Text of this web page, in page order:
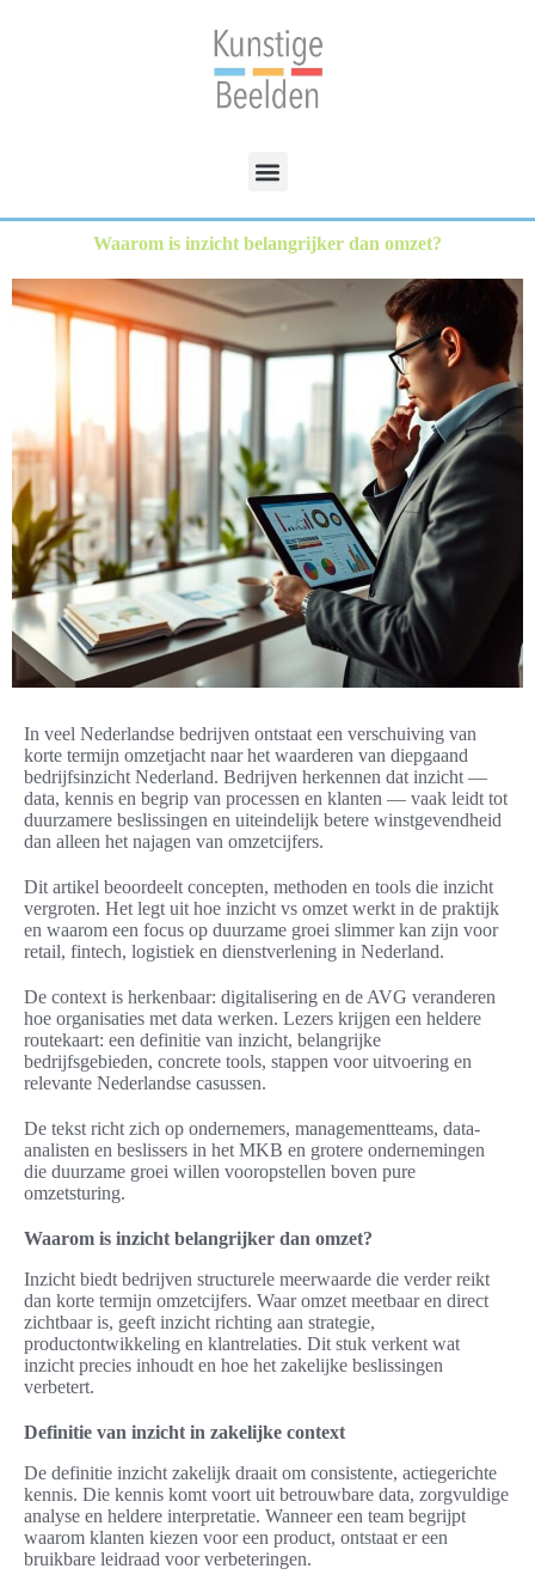
Waarom is inzicht belangrijker dan omzet?
In veel Nederlandse bedrijven ontstaat een verschuiving van
korte termijn omzetjacht naar het waarderen van diepgaand
bedrijfsinzicht Nederland. Bedrijven herkennen dat inzicht —
data, kennis en begrip van processen en klanten — vaak leidt tot
duurzamere beslissingen en uiteindelijk betere winstgevendheid
dan alleen het najagen van omzetcijfers.
Dit artikel beoordeelt concepten, methoden en tools die inzicht
vergroten. Het legt uit hoe inzicht vs omzet werkt in de praktijk
en waarom een focus op duurzame groei slimmer kan zijn voor
retail, fintech, logistiek en dienstverlening in Nederland.
De context is herkenbaar: digitalisering en de AVG veranderen
hoe organisaties met data werken. Lezers krijgen een heldere
routekaart: een definitie van inzicht, belangrijke
bedrijfsgebieden, concrete tools, stappen voor uitvoering en
relevante Nederlandse casussen.
De tekst richt zich op ondernemers, managementteams, data-
analisten en beslissers in het MKB en grotere ondernemingen
die duurzame groei willen vooropstellen boven pure
omzetsturing.
Waarom is inzicht belangrijker dan omzet?
Inzicht biedt bedrijven structurele meerwaarde die verder reikt
dan korte termijn omzetcijfers. Waar omzet meetbaar en direct
zichtbaar is, geeft inzicht richting aan strategie,
productontwikkeling en klantrelaties. Dit stuk verkent wat
inzicht precies inhoudt en hoe het zakelijke beslissingen
verbetert.
Definitie van inzicht in zakelijke context
De definitie inzicht zakelijk draait om consistente, actiegerichte
kennis. Die kennis komt voort uit betrouwbare data, zorgvuldige
analyse en heldere interpretatie. Wanneer een team begrijpt
waarom klanten kiezen voor een product, ontstaat er een
bruikbare leidraad voor verbeteringen.